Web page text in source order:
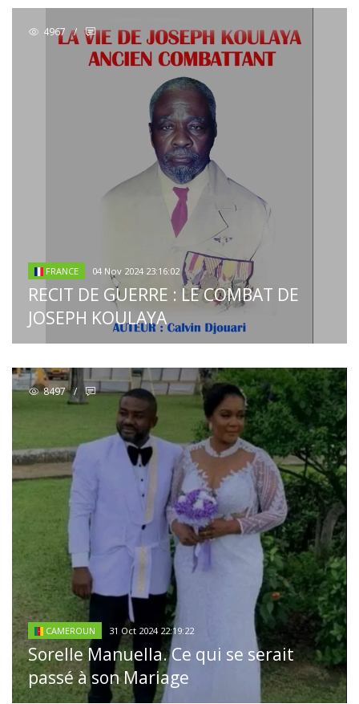
4967 /
FRANCE 04 Nov 2024 23:16:02
RECIT DE GUERRE : LE COMBAT DE
JOSEPH KOULAYA
8497 /
CAMEROUN 31 Oct 2024 22:19:22
Sorelle Manuella. Ce qui se serait
passé à son Mariage